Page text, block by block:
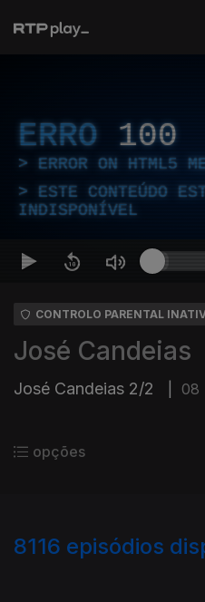
ERRO 100
ERROR ON HTML5
ESTE CONTEÚDO
INDISPONÍVEL
CONTROLO PARENTAL
José Candeias
José Candeias 2/2 08
opções
8116 episódios